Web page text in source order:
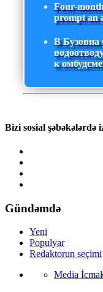
Four-
prompt an
В Бузовна
к
Bizi sosial şəbəkələrdə
Gündəmdə
Yeni
Populyar
Redaktorun seçimi
Media